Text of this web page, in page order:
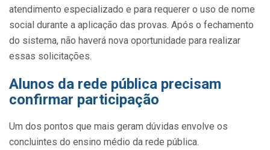
atendimento especializado e para requerer o uso de nome
social durante a aplicação das provas. Após o fechamento
do sistema, não haverá nova oportunidade para realizar
essas solicitações.
Alunos da rede pública precisam
confirmar participação
Um dos pontos que mais geram dúvidas envolve os
concluintes do ensino médio da rede pública.